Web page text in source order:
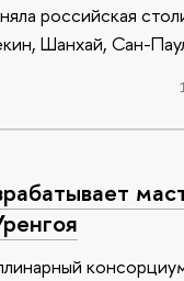
российская
Шанхай, Сан-